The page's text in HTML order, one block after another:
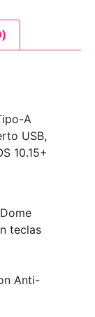
A
USB,
10.15+
teclas
Anti-